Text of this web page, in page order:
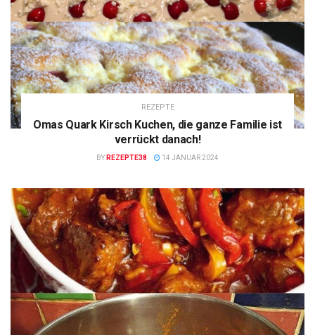
REZEPTE
Omas Quark Kirsch Kuchen, die ganze Familie ist
verrückt danach!
BY REZEPTE38 14 JANUAR 2024